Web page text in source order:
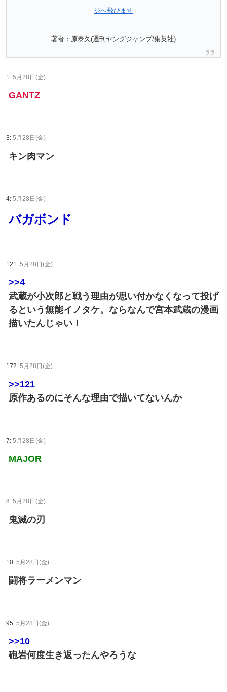
ジへ飛びます
著者：原泰久(週刊ヤングジャンプ/集英社)
1: 5月28日(金)
GANTZ
3: 5月28日(金)
キン肉マン
4: 5月28日(金)
バガボンド
121: 5月28日(金)
>>4
武蔵が小次郎と戦う理由が思い付かなくなって投げ
るという無能イノタケ。ならなんで宮本武蔵の漫画
描いたんじゃい！
172: 5月28日(金)
>>121
原作あるのにそんな理由で描いてないんか
7: 5月28日(金)
MAJOR
8: 5月28日(金)
鬼滅の刃
10: 5月28日(金)
闘将ラーメンマン
95: 5月28日(金)
>>10
砲岩何度生き返ったんやろうな